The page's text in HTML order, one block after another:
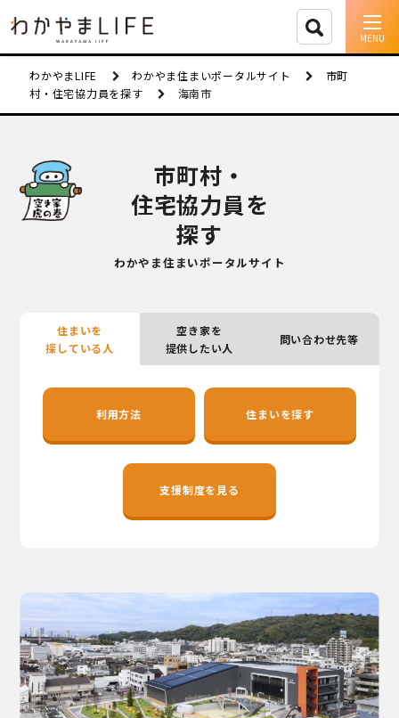
イベント情報
移住支援
人に会う
しごと
住まい
移住者インタビュー
地域おこし協力隊
わかやまLIFE わかやま住まいポータルサイト
市町
村・住宅協力員を探す
海南市
市町村・
住宅協力員を
探す
わかやま住まいポータルサイト
住まいを
探している人
空き家を
提供したい人
問い合わせ先等
利用方法 住まいを探す
支援制度を見る